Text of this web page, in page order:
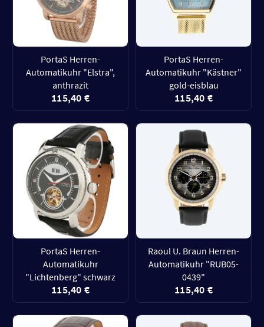
PortaS Herren-
Automatikuhr "Elstra",
anthrazit
115,40 €
PortaS Herren-
Automatikuhr "Kästner"
gold-eisblau
115,40 €
PortaS Herren-
Automatikuhr
"Lichtenberg" schwarz
115,40 €
Raoul U. Braun Herren-
Automatikuhr "RUB05-
0439"
115,40 €